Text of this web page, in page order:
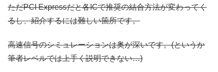
ただPCI Expressだと各ICで推奨の結合方法が変わってく
るし、紹介するには難しい箇所です。
高速信号のシミュレーションは奥が深いです。(というか
筆者レベルでは上手く説明できない…)